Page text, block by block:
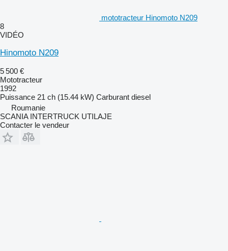
mototracteur Hinomoto N209
8
VIDÉO
Hinomoto N209
5 500 €
Mototracteur
1992
Puissance 21 ch (15.44 kW) Carburant diesel
Roumanie
SCANIA INTERTRUCK UTILAJE
Contacter le vendeur